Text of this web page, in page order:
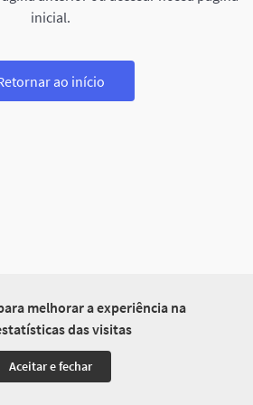
melhorar a experiência na
das visitas
Aceitar e fechar
inicial.
ao início